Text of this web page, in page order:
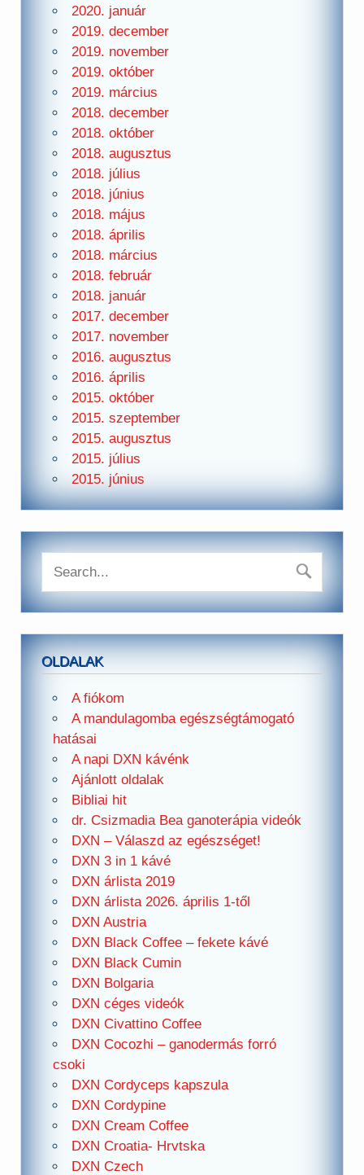
2020. január
2019. december
2019. november
2019. október
2019. március
2018. december
2018. október
2018. augusztus
2018. július
2018. június
2018. május
2018. április
2018. március
2018. február
2018. január
2017. december
2017. november
2016. augusztus
2016. április
2015. október
2015. szeptember
2015. augusztus
2015. július
2015. június
OLDALAK
A fiókom
A mandulagomba egészségtámogató
hatásai
A napi DXN kávénk
Ajánlott oldalak
Bibliai hit
dr. Csizmadia Bea ganoterápia videók
DXN – Válaszd az egészséget!
DXN 3 in 1 kávé
DXN árlista 2019
DXN árlista 2026. április 1-től
DXN Austria
DXN Black Coffee – fekete kávé
DXN Black Cumin
DXN Bolgaria
DXN céges videók
DXN Civattino Coffee
DXN Cocozhi – ganodermás forró
csoki
DXN Cordyceps kapszula
DXN Cordypine
DXN Cream Coffee
DXN Croatia- Hrvtska
DXN Czech